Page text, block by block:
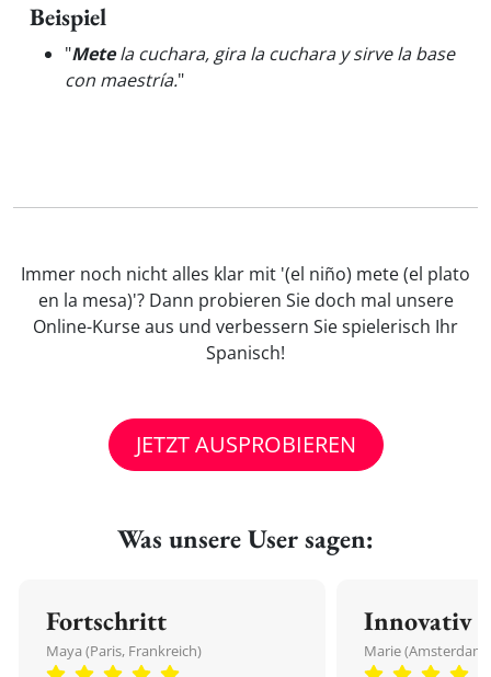
Beispiel
"Metela cuchara, gira la cuchara y sirve la base
con maestría."
Immer noch nicht alles klar mit '(el niño) mete (el plato
en la mesa)'? Dann probieren Sie doch mal unsere
Online-Kurse aus und verbessern Sie spielerisch Ihr
Spanisch!
JETZT AUSPROBIEREN
Was unsere User sagen:
Fortschritt
Maya (Paris, Frankreich)
Innovativ
Marie